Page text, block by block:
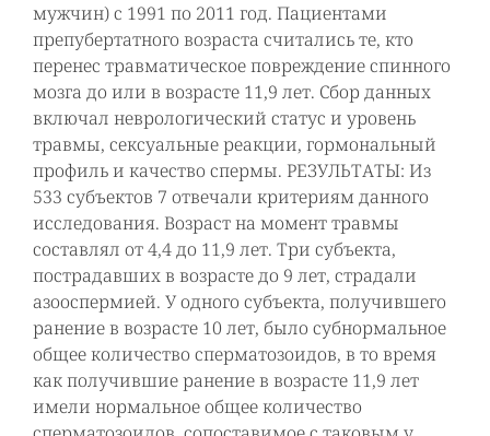
мужчин) с 1991 по 2011 год. Пациентами
препубертатного возраста считались те, кто
перенес травматическое повреждение спинного
мозга до или в возрасте 11,9 лет. Сбор данных
включал неврологический статус и уровень
травмы, сексуальные реакции, гормональный
профиль и качество спермы. РЕЗУЛЬТАТЫ: Из
533 субъектов 7 отвечали критериям данного
исследования. Возраст на момент травмы
составлял от 4,4 до 11,9 лет. Три субъекта,
пострадавших в возрасте до 9 лет, страдали
азооспермией. У одного субъекта, получившего
ранение в возрасте 10 лет, было субнормальное
общее количество сперматозоидов, в то время
как получившие ранение в возрасте 11,9 лет
имели нормальное общее количество